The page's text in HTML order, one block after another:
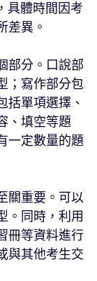
具體時間因考
差異。
部分。口說部
；寫作部分包
括單項選擇、
、填空等題
一定數量的題
關重要。可以
。同時，利用
冊等資料進行
與其他考生交